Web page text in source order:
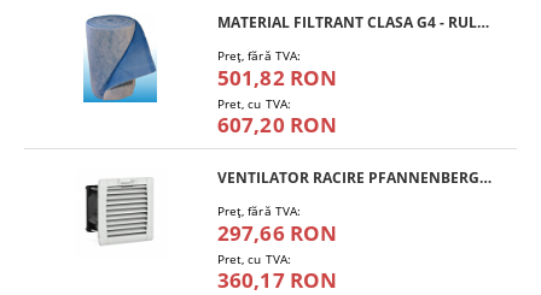
MATERIAL FILTRANT CLASA G4 - RULOU
Preţ, fără TVA:
501,82 RON
Pret, cu TVA:
607,20 RON
VENTILATOR RACIRE PFANNENBERG PF 11.000
Preţ, fără TVA:
297,66 RON
Pret, cu TVA:
360,17 RON